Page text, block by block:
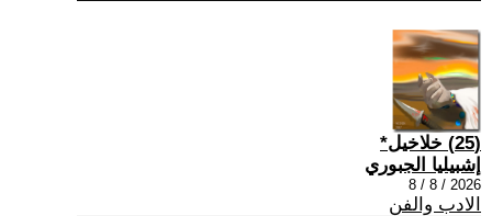
(25) خلاخيل*
إشبيليا الجبوري
2026 / 8 / 8
الادب والفن